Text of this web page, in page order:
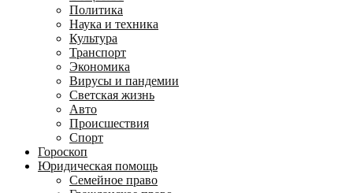
Политика
Наука и техника
Культура
Транспорт
Экономика
Вирусы и пандемии
Светская жизнь
Авто
Происшествия
Спорт
Гороскоп
Юридическая помощь
Семейное право